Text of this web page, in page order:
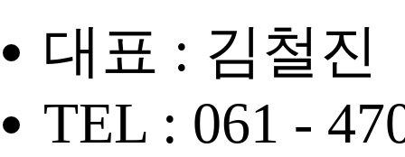
대표 : 김철진
TEL : 061 -